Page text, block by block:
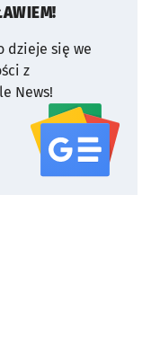
dzieje się we
z
News!
serwisu